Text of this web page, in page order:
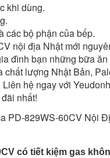
khi dùng.
các bộ phận của bếp.
nội địa Nhật mới
đình bạn những bữa
chất lượng Nhật Bản,
hệ ngay với
nhất!
có tiết kiệm gas